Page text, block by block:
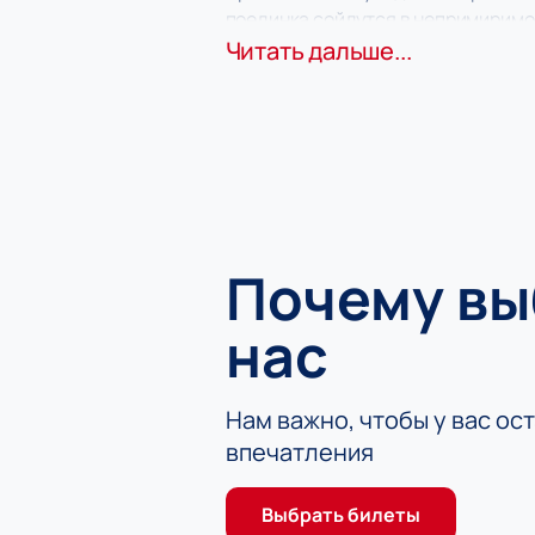
поединка сойдутся в
С трибун вы не пропустите ни
Читать дальше...
Почему
нас
Нам важно, чтобы у вас
впечатления
Выбрать билеты